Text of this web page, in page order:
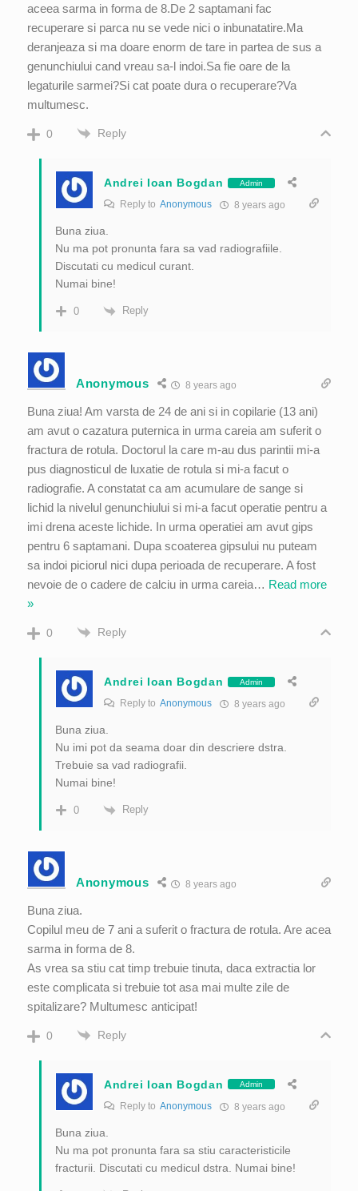
aceea sarma in forma de 8.De 2 saptamani fac
recuperare si parca nu se vede nici o inbunatatire.Ma
deranjeaza si ma doare enorm de tare in partea de sus a
genunchiului cand vreau sa-l indoi.Sa fie oare de la
legaturile sarmei?Si cat poate dura o recuperare?Va
multumesc.
0 Reply
Andrei Ioan Bogdan Admin
Reply to Anonymous 8 years ago
Buna ziua.
Nu ma pot pronunta fara sa vad radiografiile.
Discutati cu medicul curant.
Numai bine!
0 Reply
Anonymous 8 years ago
Buna ziua! Am varsta de 24 de ani si in copilarie (13 ani)
am avut o cazatura puternica in urma careia am suferit o
fractura de rotula. Doctorul la care m-au dus parintii mi-a
pus diagnosticul de luxatie de rotula si mi-a facut o
radiografie. A constatat ca am acumulare de sange si
lichid la nivelul genunchiului si mi-a facut operatie pentru a
imi drena aceste lichide. In urma operatiei am avut gips
pentru 6 saptamani. Dupa scoaterea gipsului nu puteam
sa indoi piciorul nici dupa perioada de recuperare. A fost
nevoie de o cadere de calciu in urma careia… Read more
»
0 Reply
Andrei Ioan Bogdan Admin
Reply to Anonymous 8 years ago
Buna ziua.
Nu imi pot da seama doar din descriere dstra.
Trebuie sa vad radiografii.
Numai bine!
0 Reply
Anonymous 8 years ago
Buna ziua.
Copilul meu de 7 ani a suferit o fractura de rotula. Are acea
sarma in forma de 8.
As vrea sa stiu cat timp trebuie tinuta, daca extractia lor
este complicata si trebuie tot asa mai multe zile de
spitalizare? Multumesc anticipat!
0 Reply
Andrei Ioan Bogdan Admin
Reply to Anonymous 8 years ago
Buna ziua.
Nu ma pot pronunta fara sa stiu caracteristicile
fracturii. Discutati cu medicul dstra. Numai bine!